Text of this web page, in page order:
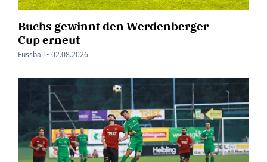
Buchs gewinnt den Werdenberger
Cup erneut
Fussball • 02.08.2026